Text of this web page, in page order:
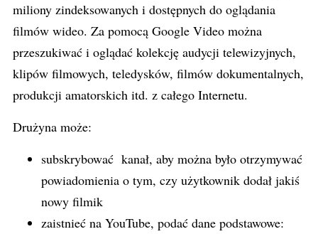
miliony zindeksowanych i dostępnych do oglądania
filmów wideo. Za pomocą Google Video można
przeszukiwać i oglądać kolekcję audycji telewizyjnych,
klipów filmowych, teledysków, filmów dokumentalnych,
produkcji amatorskich itd. z całego Internetu.
Drużyna może:
subskrybować kanał, aby można było otrzymywać
powiadomienia o tym, czy użytkownik dodał jakiś
nowy filmik
zaistnieć na YouTube, podać dane podstawowe: